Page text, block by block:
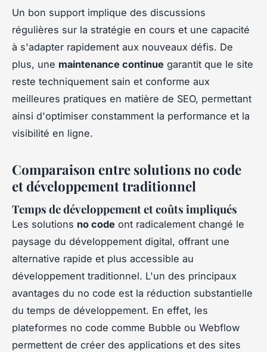
Un bon support implique des discussions
régulières sur la stratégie en cours et une capacité
à s'adapter rapidement aux nouveaux défis. De
plus, une maintenance continue garantit que le site
reste techniquement sain et conforme aux
meilleures pratiques en matière de SEO, permettant
ainsi d'optimiser constamment la performance et la
visibilité en ligne.
Comparaison entre solutions no code
et développement traditionnel
Temps de développement et coûts impliqués
Les solutions no code ont radicalement changé le
paysage du développement digital, offrant une
alternative rapide et plus accessible au
développement traditionnel. L'un des principaux
avantages du no code est la réduction substantielle
du temps de développement. En effet, les
plateformes no code comme Bubble ou Webflow
permettent de créer des applications et des sites